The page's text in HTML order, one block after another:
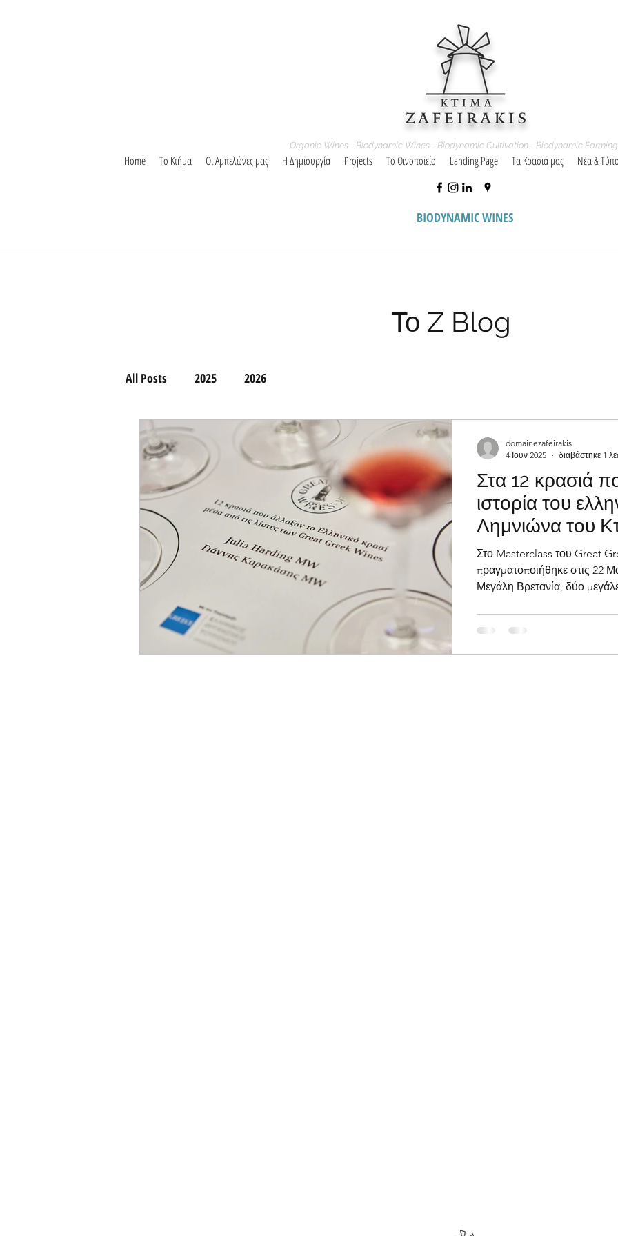
Organic Wines - Biodynamic Wines - Biodynamic Cultivation - Biodynamic Farming
Home Το Κτήμα Οι Αμπελώνες μας Η Δημιουργία Projects Το Οινοποιείο Landing Page Τα Κρασιά μας Νέα &
BIODYNAMIC WINES
Το Z Blog
All Posts 2025 2026
Στα 12 κρασιά
ιστορία του
Λημνιώνα του
Ζαφειράκη
Στο Masterclass του Great
πραγματοποιήθηκε στις 22
Μεγάλη Βρετανία, δύο
κρασιού
Κτήματος Ζαφειράκη.
domainezafeirakis
4 Ιουν 2025
διαβάστηκε 1